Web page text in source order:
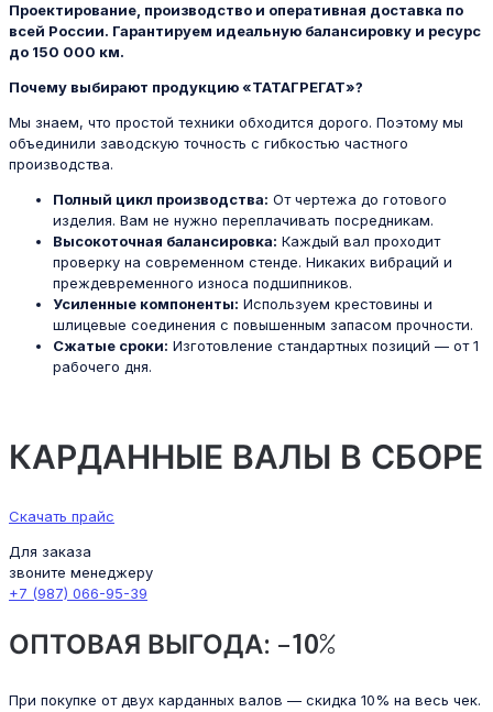
Проектирование, производство и оперативная доставка по
всей России. Гарантируем идеальную балансировку и ресурс
до 150 000 км.
Почему выбирают продукцию «ТАТАГРЕГАТ»?
Мы знаем, что простой техники обходится дорого. Поэтому мы
объединили заводскую точность с гибкостью частного
производства.
Полный цикл производства: От чертежа до готового
изделия. Вам не нужно переплачивать посредникам.
Высокоточная балансировка: Каждый вал проходит
проверку на современном стенде. Никаких вибраций и
преждевременного износа подшипников.
Усиленные компоненты: Используем крестовины и
шлицевые соединения с повышенным запасом прочности.
Сжатые сроки: Изготовление стандартных позиций — от 1
рабочего дня.
КАРДАННЫЕ ВАЛЫ В СБОРЕ
Скачать прайс
Для заказа
звоните менеджеру
+7 (987) 066-95-39
ОПТОВАЯ ВЫГОДА: –10%
При покупке от двух карданных валов — скидка 10% на весь чек.